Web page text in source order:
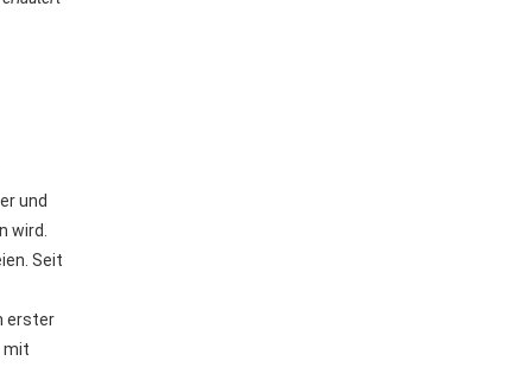
und
wird.
Seit
erster
mit